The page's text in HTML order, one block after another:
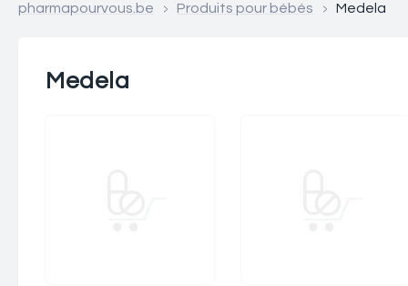
pharmapourvous.be > Produits pour bébés > Medela
Medela